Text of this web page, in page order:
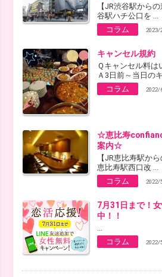
【JR渋谷駅から
谷駅ハチ公口を ...
コラム
2023/
キャンセル規約
Ｑキャンセル料は
Ａ3日前～当日の
コラム
2022/
☆恵比寿
案内☆
【JR恵比寿駅か
恵比寿駅西口改 ...
コラム
2022/
7月31日まで！
中！！
...
コラム
2022/